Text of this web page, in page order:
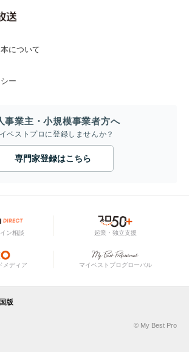
について
ー
事業主・小規模事業者方へ
ベストプロに登録しませんか？
専門家登録はこちら
ン相談 起業・独立支援
メディア マイベストプログローバル
版
© My Best Pro